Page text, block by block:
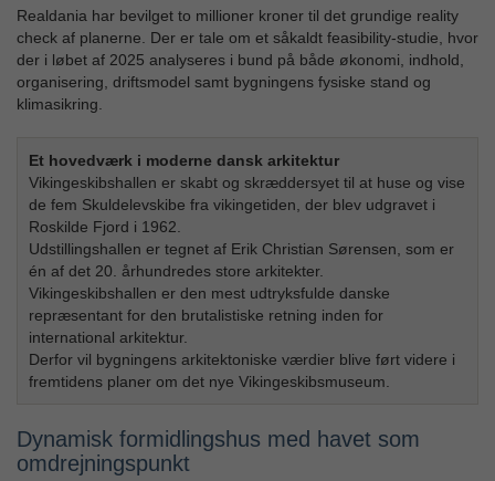
Realdania har bevilget to millioner kroner til det grundige reality
check af planerne. Der er tale om et såkaldt feasibility-studie, hvor
der i løbet af 2025 analyseres i bund på både økonomi, indhold,
organisering, driftsmodel samt bygningens fysiske stand og
klimasikring.
Et hovedværk i moderne dansk arkitektur
Vikingeskibshallen er skabt og skræddersyet til at huse og vise
de fem Skuldelevskibe fra vikingetiden, der blev udgravet i
Roskilde Fjord i 1962.
Udstillingshallen er tegnet af Erik Christian Sørensen, som er
én af det 20. århundredes store arkitekter.
Vikingeskibshallen er den mest udtryksfulde danske
repræsentant for den brutalistiske retning inden for
international arkitektur.
Derfor vil bygningens arkitektoniske værdier blive ført videre i
fremtidens planer om det nye Vikingeskibsmuseum.
Dynamisk formidlingshus med havet som
omdrejningspunkt